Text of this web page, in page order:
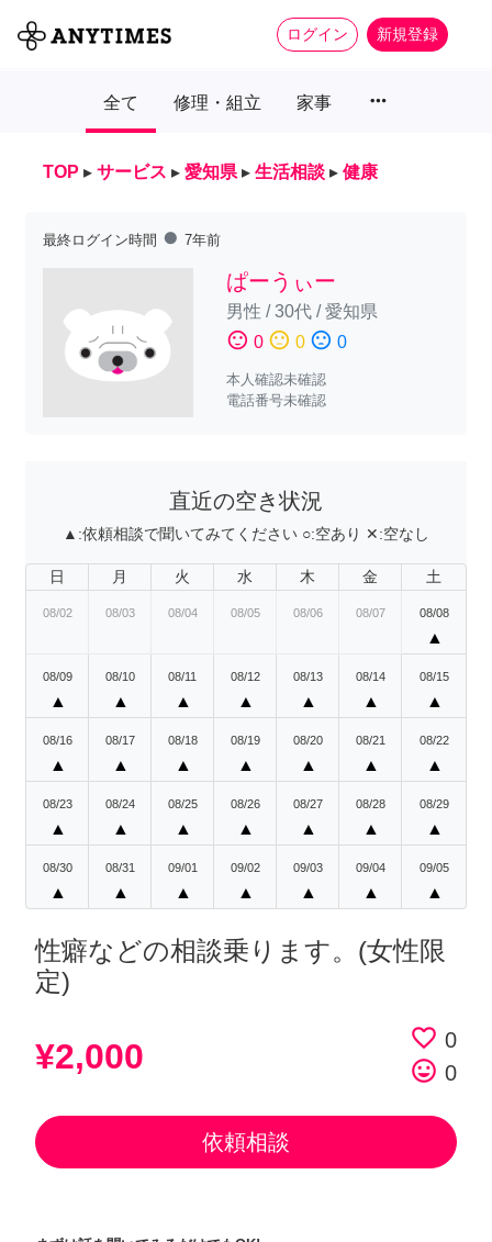
ログイン 新規登録
全て 修理・組立 家事 more_horiz
TOP ▸ サービス ▸ 愛知県 ▸ 生活相談 ▸ 健康
最終ログイン時間 fiber_manual_record 7年前
ぱーうぃー
男性 /30代/愛知県
sentiment_satisfied 0 sentiment_neutral 0 sentiment_dissatisfied 0
本人確認未確認
電話番号未確認
直近の空き状況
▲:依頼相談で聞いてみてください ○:空あり ✕:空なし
日 月 火 水 木 金 土
08/02 08/03 08/04 08/05 08/06 08/07 08/08
▲
08/09
▲
08/10
▲
08/11
▲
08/12
▲
08/13
▲
08/14
▲
08/15
▲
08/16
▲
08/17
▲
08/18
▲
08/19
▲
08/20
▲
08/21
▲
08/22
▲
08/23
▲
08/24
▲
08/25
▲
08/26
▲
08/27
▲
08/28
▲
08/29
▲
08/30
▲
08/31
▲
09/01
▲
09/02
▲
09/03
▲
09/04
▲
09/05
▲
性癖などの相談乗ります。(女性限
定)
¥2,000 favorite_border 0
tag_faces 0
依頼相談